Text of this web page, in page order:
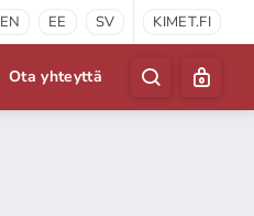
EN EE SV KIMET.FI
Ota yhteyttä